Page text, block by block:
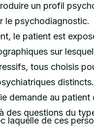
un profil
le psychodiagnostic.
le patient est
sur
tous choisis
demande au patient
des questions du
laquelle de ces